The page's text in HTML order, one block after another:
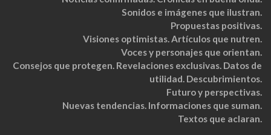
Sonidos e imágenes que ilustran.
Propuestas positivas.
Visiones optimistas. Artículos que nutren.
Voces y personajes que orientan.
Consejos que protegen. Revelaciones exclusivas. Datos de
utilidad. Descubrimientos.
Futuro y perspectivas.
Nuevas tendencias. Informaciones que suman.
Textos que aclaran.